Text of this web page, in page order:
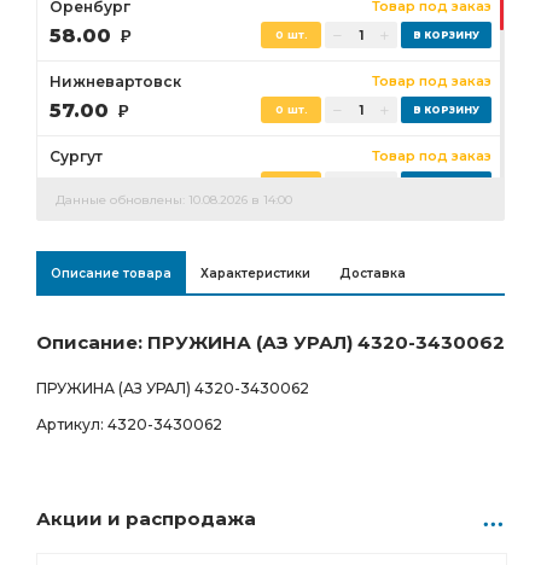
Оренбург Товар под заказ
58.00 Р 0 шт.
Нижневартовск Товар под заказ
57.00 Р 0 шт.
Сургут Товар под заказ
51.00 Р
Данные обновлены: 10.08.2026 в 14:00
Описание товара Характеристики Доставка
Описание: ПРУЖИНА (АЗ УРАЛ) 4320-3430062
ПРУЖИНА (АЗ УРАЛ) 4320-3430062
Артикул: 4320-3430062
Акции и распродажа